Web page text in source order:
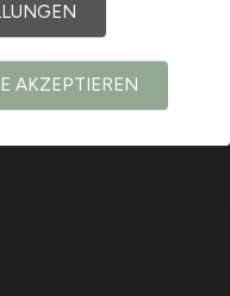
AKZEPTIEREN